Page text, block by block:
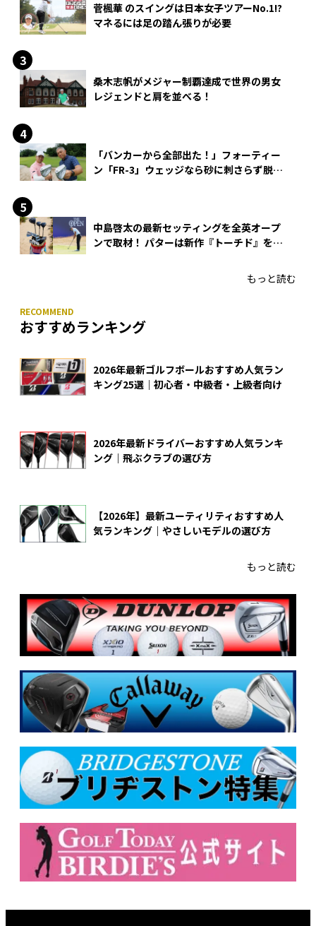
菅楓華 のスイングは日本女子ツアーNo.1!?
マネるには足の踏ん張りが必要
桑木志帆がメジャー制覇達成で世界の男女
レジェンドと肩を並べる！
「バンカーから全部出た！」フォーティー
ン「FR-3」ウェッジなら砂に刺さらず脱出
中島啓太の最新セッティングを全英オープ
ンで取材！ パターは新作『トーチド』を投
もっと読む
おすすめランキング
2026年最新ゴルフボールおすすめ人気ラン
キング25選｜初心者・中級者・上級者向け
2026年最新ドライバーおすすめ人気ランキ
ング｜飛ぶクラブの選び方
【2026年】最新ユーティリティおすすめ人
気ランキング｜やさしいモデルの選び方
もっと読む